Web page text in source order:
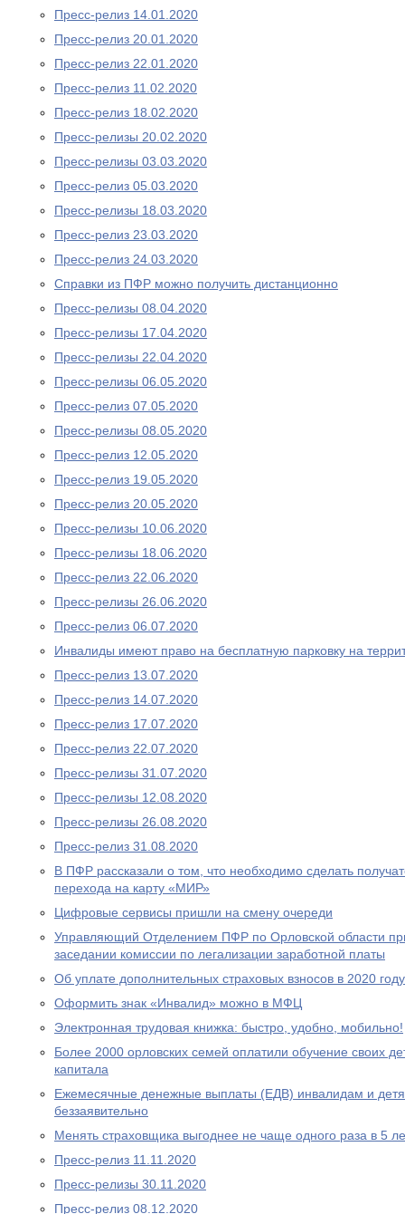
Пресс-релиз 14.01.2020
Пресс-релиз 20.01.2020
Пресс-релиз 22.01.2020
Пресс-релиз 11.02.2020
Пресс-релиз 18.02.2020
Пресс-релизы 20.02.2020
Пресс-релизы 03.03.2020
Пресс-релиз 05.03.2020
Пресс-релизы 18.03.2020
Пресс-релиз 23.03.2020
Пресс-релиз 24.03.2020
Справки из ПФР можно получить дистанционно
Пресс-релизы 08.04.2020
Пресс-релизы 17.04.2020
Пресс-релизы 22.04.2020
Пресс-релизы 06.05.2020
Пресс-релиз 07.05.2020
Пресс-релизы 08.05.2020
Пресс-релиз 12.05.2020
Пресс-релиз 19.05.2020
Пресс-релиз 20.05.2020
Пресс-релизы 10.06.2020
Пресс-релизы 18.06.2020
Пресс-релиз 22.06.2020
Пресс-релизы 26.06.2020
Пресс-релиз 06.07.2020
Инвалиды имеют право на бесплатную парковку на
Пресс-релиз 13.07.2020
Пресс-релиз 14.07.2020
Пресс-релиз 17.07.2020
Пресс-релиз 22.07.2020
Пресс-релизы 31.07.2020
Пресс-релизы 12.08.2020
Пресс-релизы 26.08.2020
Пресс-релиз 31.08.2020
В ПФР рассказали о том, что необходимо сделать
перехода на карту «МИР»
Цифровые сервисы пришли на смену очереди
Управляющий Отделением ПФР по Орловской области
заседании комиссии по легализации заработной платы
Об уплате дополнительных страховых взносов в 2020 году
Оформить знак «Инвалид» можно в МФЦ
Электронная трудовая книжка: быстро, удобно, мобильно!
Более 2000 орловских семей оплатили обучение своих
капитала
Ежемесячные денежные выплаты (ЕДВ) инвалидам и
беззаявительно
Менять страховщика выгоднее не чаще одного раза в 5
Пресс-релиз 11.11.2020
Пресс-релизы 30.11.2020
Пресс-релиз 08.12.2020